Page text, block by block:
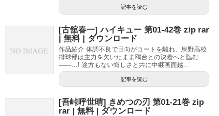
記事を読む
[古舘春一] ハイキュー 第01-42巻 zip rar
| 無料 | ダウンロード
作品紹介 体調不良で日向がコートを離れ、烏野高校
排球部は主力を欠いたまま鴎台との決着へと臨む
――…! 途方もない悔しさと共に中継画面越...
記事を読む
[吾峠呼世晴] きめつの刃 第01-21巻 zip
rar | 無料 | ダウンロード